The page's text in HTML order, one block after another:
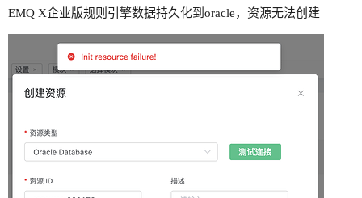
EMQ X企业版规则引擎数据持久化到oracle，资源无法创建